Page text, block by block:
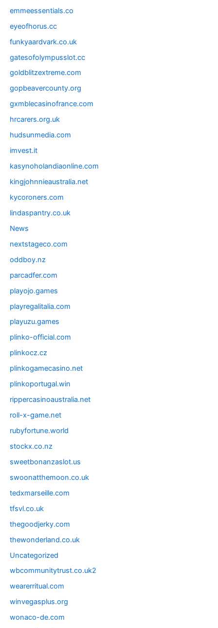
emmeessentials.co
eyeofhorus.cc
funkyaardvark.co.uk
gatesofolympusslot.cc
goldblitzextreme.com
gopbeavercounty.org
gxmblecasinofrance.com
hrcarers.org.uk
hudsunmedia.com
imvest.it
kasynoholandiaonline.com
kingjohnnieaustralia.net
kycoroners.com
lindaspantry.co.uk
News
nextstageco.com
oddboy.nz
parcadfer.com
playojo.games
playregalitalia.com
playuzu.games
plinko-official.com
plinkocz.cz
plinkogamecasino.net
plinkoportugal.win
rippercasinoaustralia.net
roll-x-game.net
rubyfortune.world
stockx.co.nz
sweetbonanzaslot.us
swoonatthemoon.co.uk
tedxmarseille.com
tfsvl.co.uk
thegoodjerky.com
thewonderland.co.uk
Uncategorized
wbcommunitytrust.co.uk2
wearerritual.com
winvegasplus.org
wonaco-de.com